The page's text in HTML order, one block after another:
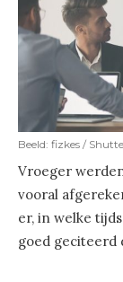
Beeld: fizkes /
Vroeger
vooral
er, in welke
goed geciteerd